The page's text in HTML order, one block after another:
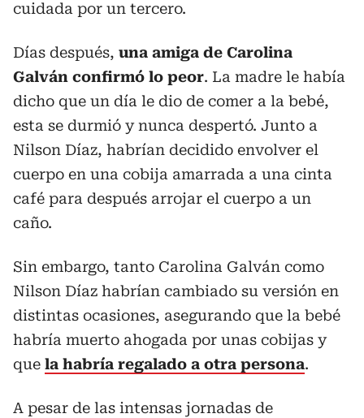
cuidada por un tercero.
Días después, una amiga de Carolina
Galván confirmó lo peor. La madre le había
dicho que un día le dio de comer a la bebé,
esta se durmió y nunca despertó. Junto a
Nilson Díaz, habrían decidido envolver el
cuerpo en una cobija amarrada a una cinta
café para después arrojar el cuerpo a un
caño.
Sin embargo, tanto Carolina Galván como
Nilson Díaz habrían cambiado su versión en
distintas ocasiones, asegurando que la bebé
habría muerto ahogada por unas cobijas y
que la habría regalado a otra persona.
A pesar de las intensas jornadas de